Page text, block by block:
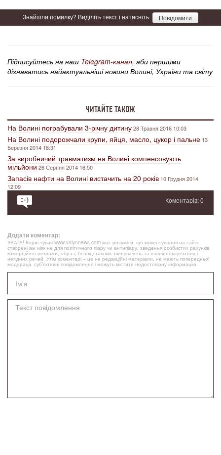
Знайшли помилку? Виділіть текст і натисніть Повідомити
Підписуйтесь на наш Telegram-канал, аби першими
дізнаватись найактуальніші новини Волині, України та світу
ЧИТАЙТЕ ТАКОЖ
На Волині пограбували 3-річну дитину28 Травня 2016 10:03
На Волині подорожчали крупи, яйця, масло, цукор і пальне 13
Березня 2014 18:31
За виробничий травматизм на Волині компенсовують
мільйони26 Серпня 2014 16:50
Запасів нафти на Волині вистачить на 20 років 10 Грудня 2014
12:09
Коментарів: 0
Додати коментар:
УВАГА! Користувач www.volynnews.com має розуміти, що коментування на сайті
створені аж ніяк не для політичного піару чи антипіару, зведення особистих рахунків,
комерційної реклами, образ, безпідставних звинувачень та інших некоректних і
негідних речей. Утім коментарі – це не редакційні матеріали, не мають попередньої
модерації, суб’єктивні повідомлення і можуть містити недостовірну інформацію.